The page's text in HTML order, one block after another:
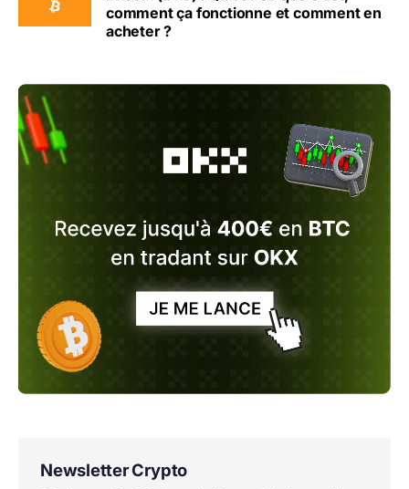
comment ça fonctionne et comment en
acheter ?
Newsletter Crypto